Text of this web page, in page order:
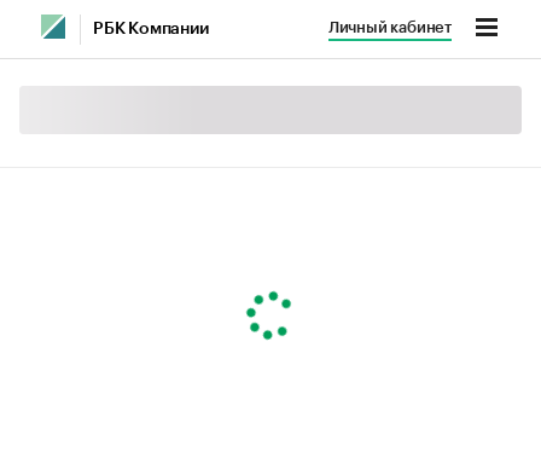
РБК Компании Личный кабинет